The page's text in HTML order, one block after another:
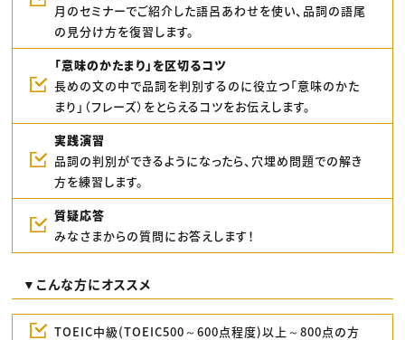
月のセミナーでご紹介した語呂あわせを使い、品詞の語尾
の見分け方を復習します。
「意味のかたまり」を区切るコツ
長めの文の中で品詞を判別するのに役立つ「意味のかた
まり」（フレーズ）をとらえるコツをお伝えします。
実践演習
品詞の判別ができるようになったら、穴埋め問題での解き
方を練習します。
質疑応答
みなさまからの質問にお答えします！
▼こんな方にオススメ
TOEIC中級(TOEIC500～600点程度)以上～800点の方